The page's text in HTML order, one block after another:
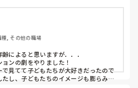
, その他の職場
によると思いますが．．．
ンの劇をやりました！
見てて子どもたちが大好きだったので
し、子どもたちのイメージも膨らみや